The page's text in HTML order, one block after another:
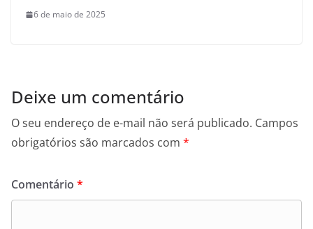
6 de maio de 2025
Deixe um comentário
O seu endereço de e-mail não será publicado. Campos
obrigatórios são marcados com *
Comentário *